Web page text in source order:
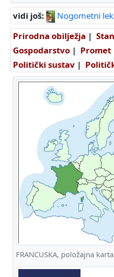
vidi još:
Nogometni
Prirodna obilježja |
Gospodarstvo | Promet
Politički sustav |
FRANCUSKA, položajna karta